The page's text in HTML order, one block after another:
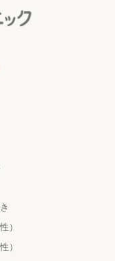
）
）